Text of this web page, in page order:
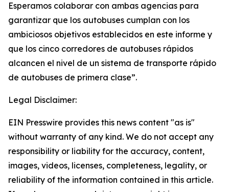
Esperamos colaborar con ambas agencias para
garantizar que los autobuses cumplan con los
ambiciosos objetivos establecidos en este informe y
que los cinco corredores de autobuses rápidos
alcancen el nivel de un sistema de transporte rápido
de autobuses de primera clase”.
Legal Disclaimer:
EIN Presswire provides this news content "as is"
without warranty of any kind. We do not accept any
responsibility or liability for the accuracy, content,
images, videos, licenses, completeness, legality, or
reliability of the information contained in this article.